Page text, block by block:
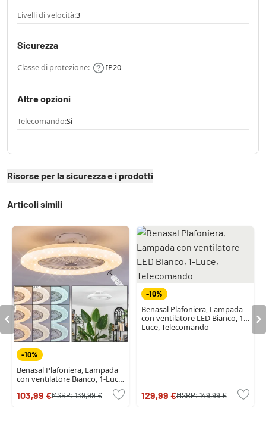
Livelli di velocità:3
Sicurezza
Classe di protezione: IP20
Altre opzioni
Telecomando:Sì
Risorse per la sicurezza e i prodotti
Articoli simili
-10%
Benasal Plafoniera, Lampada
con ventilatore Bianco, 1-Luce,
103,99 €MSRP:139,99 €
-10%
Benasal Plafoniera, Lampada
con ventilatore LED Bianco, 1-
Luce, Telecomando
129,99 €MSRP:149,99 €